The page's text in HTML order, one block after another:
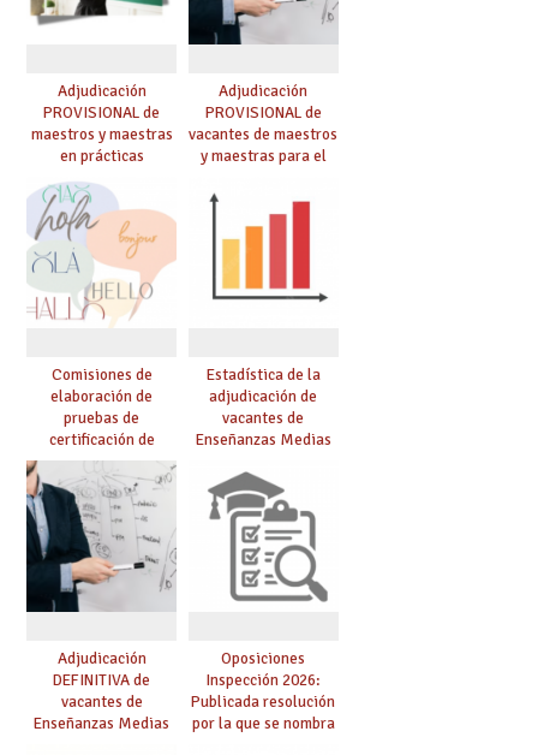
Adjudicación
PROVISIONAL de
maestros y maestras
en prácticas
Adjudicación
PROVISIONAL de
vacantes de maestros
y maestras para el
Comisiones de
elaboración de
pruebas de
certificación de
competencia
lingüística: publicada
resolución definitiva
Estadística de la
adjudicación de
vacantes de
Enseñanzas Medias
Adjudicación
DEFINITIVA de
vacantes de
Enseñanzas Medias
Oposiciones
Inspección 2026:
Publicada resolución
por la que se nombra